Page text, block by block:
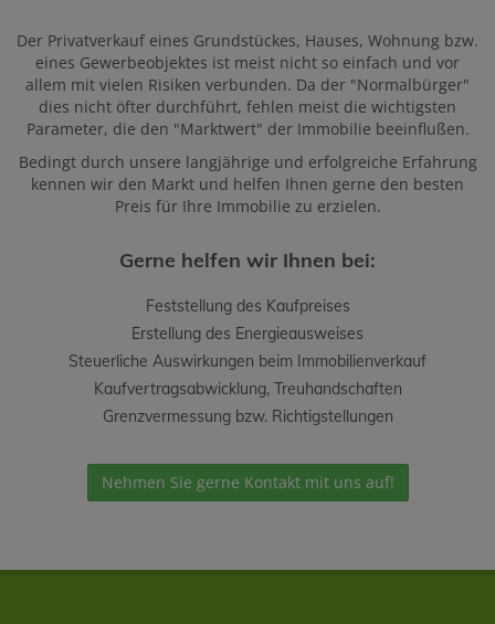
Der Privatverkauf eines Grundstückes, Hauses, Wohnung bzw.
eines Gewerbeobjektes ist meist nicht so einfach und vor
allem mit vielen Risiken verbunden. Da der "Normalbürger"
dies nicht öfter durchführt, fehlen meist die wichtigsten
Parameter, die den "Marktwert" der Immobilie beeinflußen.
Bedingt durch unsere langjährige und erfolgreiche Erfahrung
kennen wir den Markt und helfen Ihnen gerne den besten
Preis für Ihre Immobilie zu erzielen.
Gerne helfen wir Ihnen bei:
Feststellung des Kaufpreises
Erstellung des Energieausweises
Steuerliche Auswirkungen beim Immobilienverkauf
Kaufvertragsabwicklung, Treuhandschaften
Grenzvermessung bzw. Richtigstellungen
Nehmen Sie gerne Kontakt mit uns auf!